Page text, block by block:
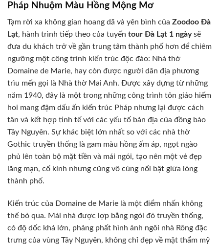
Pháp Nhuộm Màu Hồng Mộng Mơ
Tạm rời xa không gian hoang dã và yên bình của Zoodoo Đà
Lạt, hành trình tiếp theo của tuyến tour Đà Lạt 1 ngàysẽ
đưa du khách trở về gần trung tâm thành phố hơn để chiêm
ngưỡng một công trình kiến trúc độc đáo: Nhà thờ
Domaine de Marie, hay còn được người dân địa phương
trìu mến gọi là Nhà thờ Mai Anh. Được xây dựng từ những
năm 1940, đây là một trong những công trình tôn giáo hiếm
hoi mang đậm dấu ấn kiến trúc Pháp nhưng lại được cách
tân và kết hợp tinh tế với các yếu tố bản địa của đồng bào
Tây Nguyên. Sự khác biệt lớn nhất so với các nhà thờ
Gothic truyền thống là gam màu hồng ấm áp, ngọt ngào
phủ lên toàn bộ mặt tiền và mái ngói, tạo nên một vẻ đẹp
lãng mạn, cổ kính nhưng cũng vô cùng nổi bật giữa lòng
thành phố.
Kiến trúc của Domaine de Marie là một điểm nhấn không
thể bỏ qua. Mái nhà được lợp bằng ngói đỏ truyền thống,
có độ dốc khá lớn, phảng phất hình ảnh ngôi nhà Rông đặc
trưng của vùng Tây Nguyên, không chỉ đẹp về mặt thẩm mỹ